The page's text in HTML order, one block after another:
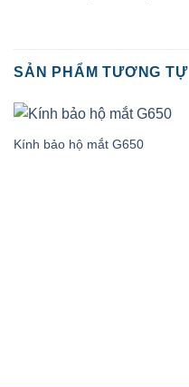
SẢN PHẨM TƯƠNG TỰ
Kính bảo hộ mắt G650